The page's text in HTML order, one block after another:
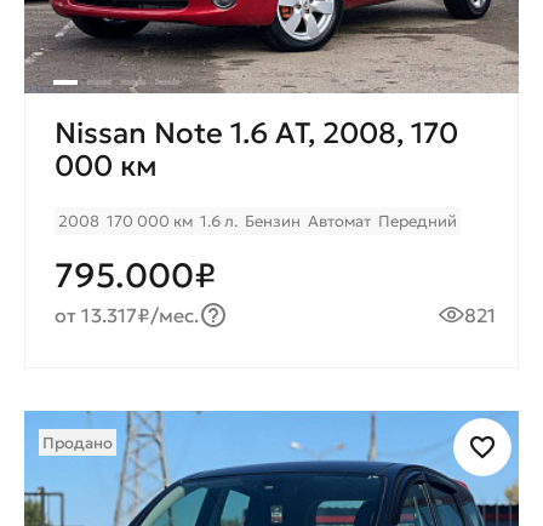
Nissan Note 1.6 AT, 2008, 170
000 км
2008 170 000 км 1.6 л. Бензин Автомат Передний
795.000₽
от 13.317₽/мес. 821
Продано